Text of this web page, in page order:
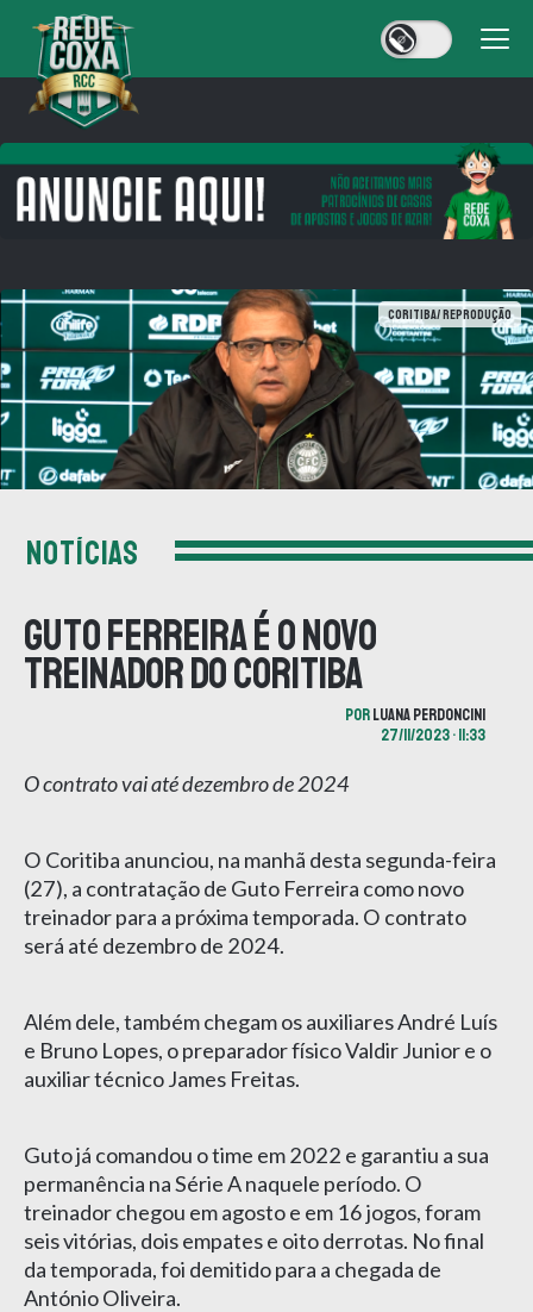
Coritiba/ Reprodução
NOTÍCIAS
Guto Ferreira é o novo
treinador do Coritiba
PORLUANA PERDONCINI
27/11/2023 • 11:33
O contrato vai até dezembro de 2024
O Coritiba anunciou, na manhã desta segunda-feira
(27), a contratação de Guto Ferreira como novo
treinador para a próxima temporada. O contrato
será até dezembro de 2024.
Além dele, também chegam os auxiliares André Luís
e Bruno Lopes, o preparador físico Valdir Junior e o
auxiliar técnico James Freitas.
Guto já comandou o time em 2022 e garantiu a sua
permanência na Série A naquele período. O
treinador chegou em agosto e em 16 jogos, foram
seis vitórias, dois empates e oito derrotas. No final
da temporada, foi demitido para a chegada de
António Oliveira.